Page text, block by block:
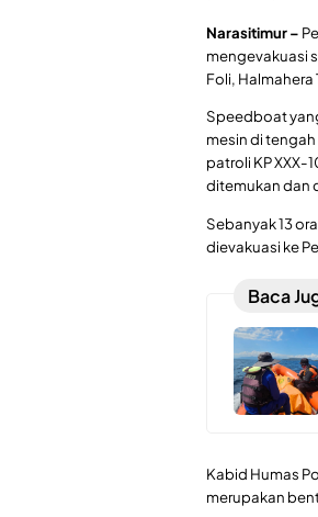
Narasitimur –
mengevakuasi
Foli, Halmahera
Speedboat
mesin di
patroli KP XXX-
ditemukan dan
Sebanyak 13
dievakuasi ke
Baca
Kabid Humas
merupakan